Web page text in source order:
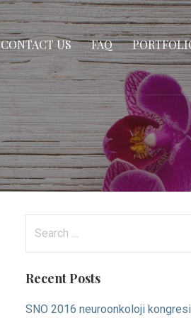
CONTACT US FAQ
Recent Posts
SNO 2016 neuroonkoloji